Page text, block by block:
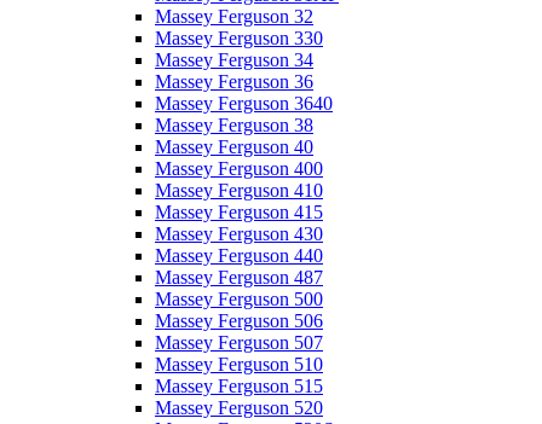
Massey Ferguson 32
Massey Ferguson 330
Massey Ferguson 34
Massey Ferguson 36
Massey Ferguson 3640
Massey Ferguson 38
Massey Ferguson 40
Massey Ferguson 400
Massey Ferguson 410
Massey Ferguson 415
Massey Ferguson 430
Massey Ferguson 440
Massey Ferguson 487
Massey Ferguson 500
Massey Ferguson 506
Massey Ferguson 507
Massey Ferguson 510
Massey Ferguson 515
Massey Ferguson 520